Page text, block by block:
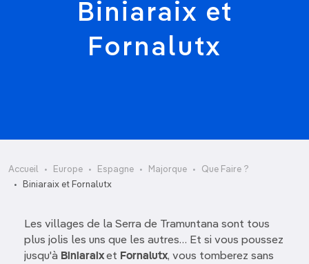
Biniaraix et
Fornalutx
Accueil Europe Espagne Majorque
Que Faire ?
Biniaraix et Fornalutx
Les villages de la Serra de Tramuntana sont tous
plus jolis les uns que les autres… Et si vous poussez
jusqu'à Biniaraixet Fornalutx, vous tomberez sans